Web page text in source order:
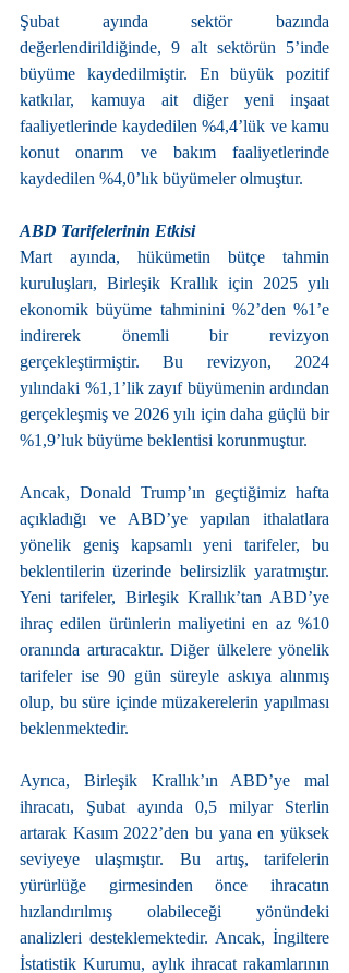
Şubat ayında sektör bazında
değerlendirildiğinde, 9 alt sektörün 5’inde
büyüme kaydedilmiştir. En büyük pozitif
katkılar, kamuya ait diğer yeni inşaat
faaliyetlerinde kaydedilen %4,4’lük ve kamu
konut onarım ve bakım faaliyetlerinde
kaydedilen %4,0’lık büyümeler olmuştur.
ABD Tarifelerinin Etkisi
Mart ayında, hükümetin bütçe tahmin
kuruluşları, Birleşik Krallık için 2025 yılı
ekonomik büyüme tahminini %2’den %1’e
indirerek önemli bir revizyon
gerçekleştirmiştir. Bu revizyon, 2024
yılındaki %1,1’lik zayıf büyümenin ardından
gerçekleşmiş ve 2026 yılı için daha güçlü bir
%1,9’luk büyüme beklentisi korunmuştur.
Ancak, Donald Trump’ın geçtiğimiz hafta
açıkladığı ve ABD’ye yapılan ithalatlara
yönelik geniş kapsamlı yeni tarifeler, bu
beklentilerin üzerinde belirsizlik yaratmıştır.
Yeni tarifeler, Birleşik Krallık’tan ABD’ye
ihraç edilen ürünlerin maliyetini en az %10
oranında artıracaktır. Diğer ülkelere yönelik
tarifeler ise 90 gün süreyle askıya alınmış
olup, bu süre içinde müzakerelerin yapılması
beklenmektedir.
Ayrıca, Birleşik Krallık’ın ABD’ye mal
ihracatı, Şubat ayında 0,5 milyar Sterlin
artarak Kasım 2022’den bu yana en yüksek
seviyeye ulaşmıştır. Bu artış, tarifelerin
yürürlüğe girmesinden önce ihracatın
hızlandırılmış olabileceği yönündeki
analizleri desteklemektedir. Ancak, İngiltere
İstatistik Kurumu, aylık ihracat rakamlarının